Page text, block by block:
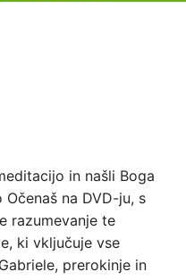
in našli Boga
na DVD-ju, s
razumevanje te
ki vključuje vse
prerokinje in